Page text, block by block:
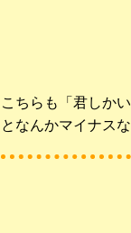
こちらも「君しか
となんかマイナス